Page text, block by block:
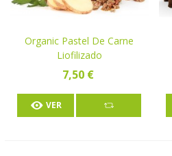
Organic Pastel De Carne
Liofilizado
7,50 €
VER